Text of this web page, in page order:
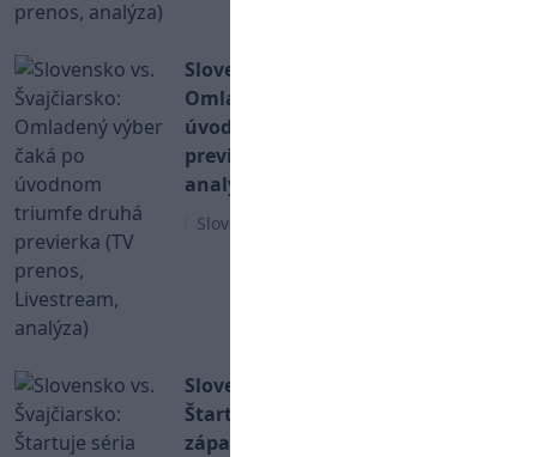
Slovensko vs. Švajčiarsko:
Omladený výber čaká po
úvodnom triumfe druhá
previerka (TV prenos, Livestream,
analýza)
Slovenský hokej
Slovensko vs. Švajčiarsko:
Štartuje séria prípravných
zápasov, Országh otestuje